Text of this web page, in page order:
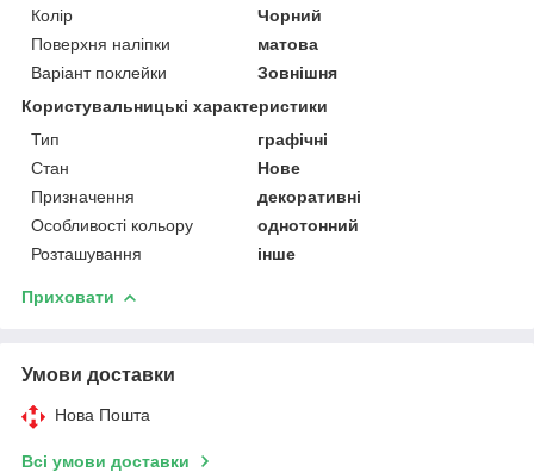
Колір
Чорний
Поверхня наліпки
матова
Варіант поклейки
Зовнішня
Користувальницькі характеристики
Тип
графічні
Стан
Нове
Призначення
декоративні
Особливості кольору
однотонний
Розташування
інше
Приховати
Умови доставки
Нова Пошта
Всі умови доставки